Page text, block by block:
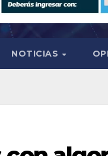
NOTICIAS